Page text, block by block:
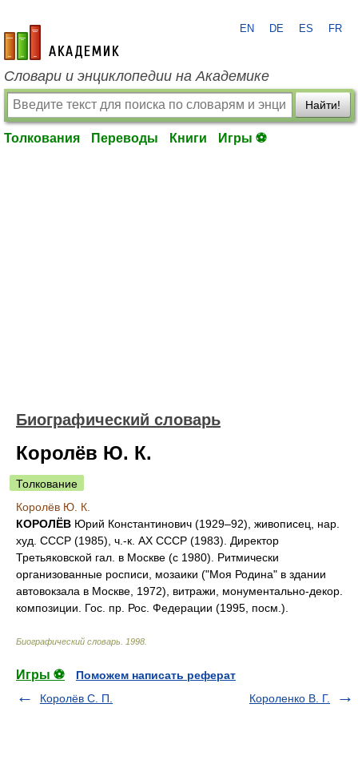
academic.ru
EN DE ES FR
Словари и энциклопедии на Академике
Найти!
Толкования Переводы Книги Игры ⚽
Биографический словарь
Королёв Ю. К.
Толкование
Королёв Ю. К.
КОРОЛЁВ Юрий Константинович (1929–92), живописец, нар.
худ. СССР (1985), ч.-к. АХ СССР (1983). Директор
Третьяковской гал. в Москве (с 1980). Ритмически
организованные росписи, мозаики ("Моя Родина" в здании
автовокзала в Москве, 1972), витражи, монументально-декор.
композиции. Гос. пр. Рос. Федерации (1995, посм.).
Биографический словарь 1998
Игры ⚽
Поможем написать реферат
Королёв С. П.
Короленко В. Г.